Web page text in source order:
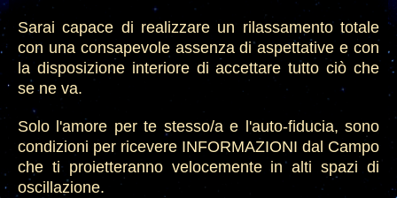
Sarai capace di realizzare un rilassamento totale
con una consapevole assenza di aspettative e con
la disposizione interiore di accettare tutto ciò che
se ne va.
Solo l'amore perte stesso/a e l'auto-fiducia, sono
condizioni per ricevere INFORMAZIONI dal Campo
che ti proietteranno velocemente in alti spazi di
oscillazione.